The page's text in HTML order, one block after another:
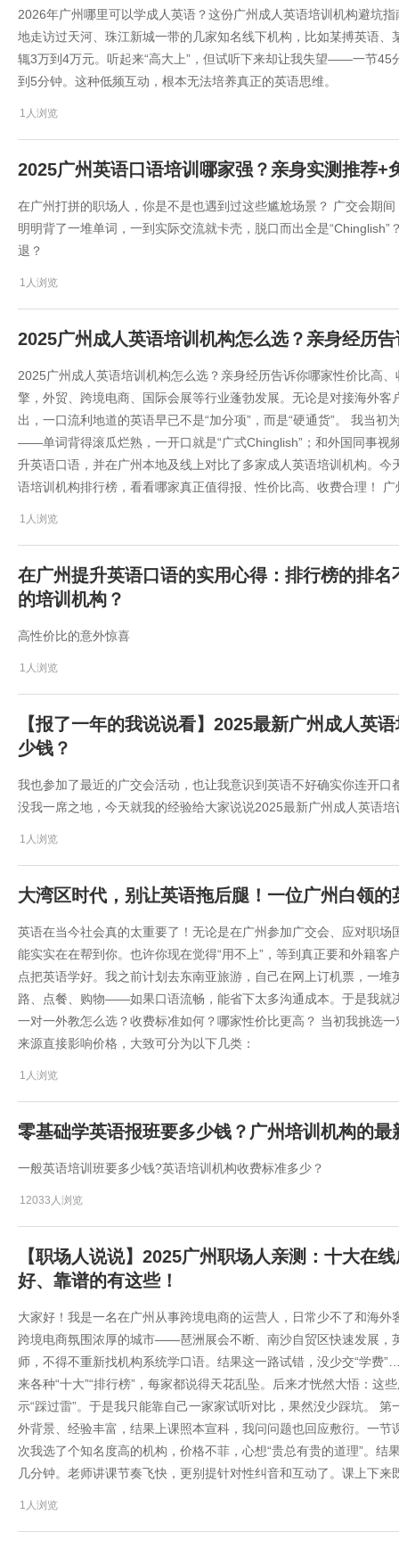
2026年广州哪里可以学成人英语？这份广州成人英语培训机构避坑
地走访过天河、珠江新城一带的几家知名线下机构，比如某搏英语
辄3万到4万元。听起来“高大上”，但试听下来却让我失望——一节45
到5分钟。这种低频互动，根本无法培养真正的英语思维。
1人浏览
2025广州英语口语培训哪家强？亲身实测推荐+
在广州打拼的职场人，你是不是也遇到过这些尴尬场景？ 广交会期
明明背了一堆单词，一到实际交流就卡壳，脱口而出全是
退？
1人浏览
2025广州成人英语培训机构怎么选？亲身经历
2025广州成人英语培训机构怎么选？亲身经历告诉你哪家性价比高
擎，外贸、跨境电商、国际会展等行业蓬勃发展。无论是对接海外
出，一口流利地道的英语早已不是“加分项”，而是“硬通货”。 我当
——单词背得滚瓜烂熟，一开口就是“广式Chinglish”；和外国同事视
升英语口语，并在广州本地及线上对比了多家成人英语培训机构。
语培训机构排行榜，看看哪家真正值得报、性价比高、收费合理！
1人浏览
在广州提升英语口语的实用心得：排行榜的排
的培训机构？
高性价比的意外惊喜
1人浏览
【报了一年的我说说看】2025最新广州成人英
少钱？
我也参加了最近的广交会活动，也让我意识到英语不好确实你连开
没我一席之地，今天就我的经验给大家说说2025最新广州成人英语
1人浏览
大湾区时代，别让英语拖后腿！一位广州白领的
英语在当今社会真的太重要了！无论是在广州参加广交会、应对职
能实实在在帮到你。也许你现在觉得“用不上”，等到真正要和外籍
点把英语学好。我之前计划去东南亚旅游，自己在网上订机票，一
路、点餐、购物——如果口语流畅，能省下太多沟通成本。于是我就
一对一外教怎么选？收费标准如何？哪家性价比更高？ 当初我挑选
来源直接影响价格，大致可分为以下几类：
1人浏览
零基础学英语报班要多少钱？广州培训机构的最
一般英语培训班要多少钱?英语培训机构收费标准多少？
12033人浏览
【职场人说说】2025广州职场人亲测：十大在
好、靠谱的有这些！
大家好！我是一名在广州从事跨境电商的运营人，日常少不了和海
跨境电商氛围浓厚的城市——琶洲展会不断、南沙自贸区快速发展，
师，不得不重新找机构系统学口语。结果这一路试错，没少交“学费
来各种“十大”“排行榜”，每家都说得天花乱坠。后来才恍然大悟：这
示“踩过雷”。于是我只能靠自己一家家试听对比，果然没少踩坑。
外背景、经验丰富，结果上课照本宣科，我问问题也回应敷衍。一
次我选了个知名度高的机构，价格不菲，心想“贵总有贵的道理”。
几分钟。老师讲课节奏飞快，更别提针对性纠音和互动了。课上下
1人浏览